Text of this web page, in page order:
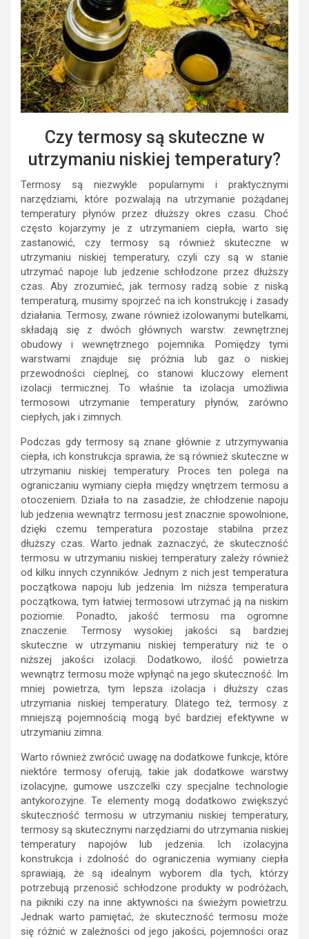
Czy termosy są skuteczne w
utrzymaniu niskiej temperatury?
Termosy są niezwykle popularnymi i praktycznymi
narzędziami, które pozwalają na utrzymanie pożądanej
temperatury płynów przez dłuższy okres czasu. Choć
często kojarzymy je z utrzymaniem ciepła, warto się
zastanowić, czy termosy są również skuteczne w
utrzymaniu niskiej temperatury, czyli czy są w stanie
utrzymać napoje lub jedzenie schłodzone przez dłuższy
czas. Aby zrozumieć, jak termosy radzą sobie z niską
temperaturą, musimy spojrzeć na ich konstrukcję i zasady
działania. Termosy, zwane również izolowanymi butelkami,
składają się z dwóch głównych warstw: zewnętrznej
obudowy i wewnętrznego pojemnika. Pomiędzy tymi
warstwami znajduje się próżnia lub gaz o niskiej
przewodności cieplnej, co stanowi kluczowy element
izolacji termicznej. To właśnie ta izolacja umożliwia
termosowi utrzymanie temperatury płynów, zarówno
ciepłych, jak i zimnych.
Podczas gdy termosy są znane głównie z utrzymywania
ciepła, ich konstrukcja sprawia, że są również skuteczne w
utrzymaniu niskiej temperatury. Proces ten polega na
ograniczaniu wymiany ciepła między wnętrzem termosu a
otoczeniem. Działa to na zasadzie, że chłodzenie napoju
lub jedzenia wewnątrz termosu jest znacznie spowolnione,
dzięki czemu temperatura pozostaje stabilna przez
dłuższy czas. Warto jednak zaznaczyć, że skuteczność
termosu w utrzymaniu niskiej temperatury zależy również
od kilku innych czynników. Jednym z nich jest temperatura
początkowa napoju lub jedzenia. Im niższa temperatura
początkowa, tym łatwiej termosowi utrzymać ją na niskim
poziomie. Ponadto, jakość termosu ma ogromne
znaczenie. Termosy wysokiej jakości są bardziej
skuteczne w utrzymaniu niskiej temperatury niż te o
niższej jakości izolacji. Dodatkowo, ilość powietrza
wewnątrz termosu może wpłynąć na jego skuteczność. Im
mniej powietrza, tym lepsza izolacja i dłuższy czas
utrzymania niskiej temperatury. Dlatego też, termosy z
mniejszą pojemnością mogą być bardziej efektywne w
utrzymaniu zimna.
Warto również zwrócić uwagę na dodatkowe funkcje, które
niektóre termosy oferują, takie jak dodatkowe warstwy
izolacyjne, gumowe uszczelki czy specjalne technologie
antykorozyjne. Te elementy mogą dodatkowo zwiększyć
skuteczność termosu w utrzymaniu niskiej temperatury,
termosy są skutecznymi narzędziami do utrzymania niskiej
temperatury napojów lub jedzenia. Ich izolacyjna
konstrukcja i zdolność do ograniczenia wymiany ciepła
sprawiają, że są idealnym wyborem dla tych, którzy
potrzebują przenosić schłodzone produkty w podróżach,
na pikniki czy na inne aktywności na świeżym powietrzu.
Jednak warto pamiętać, że skuteczność termosu może
się różnić w zależności od jego jakości, pojemności oraz